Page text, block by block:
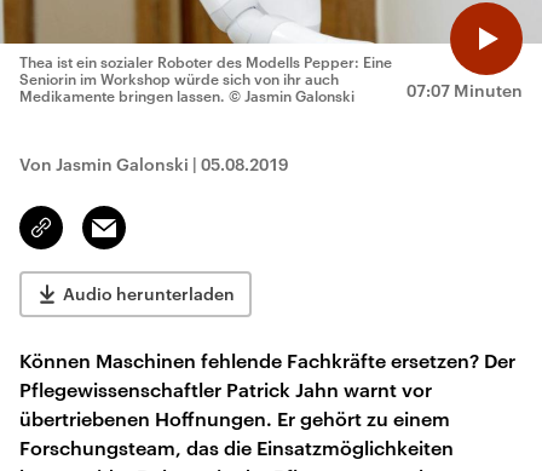
07:07 Minuten
Thea ist ein sozialer Roboter des Modells Pepper: Eine
Seniorin im Workshop würde sich von ihr auch
Medikamente bringen lassen. © Jasmin Galonski
Von Jasmin Galonski | 05.08.2019
Link
kopieren/teilen
Email
Audio herunterladen
Können Maschinen fehlende Fachkräfte ersetzen? Der
Pflegewissenschaftler Patrick Jahn warnt vor
übertriebenen Hoffnungen. Er gehört zu einem
Forschungsteam, das die Einsatzmöglichkeiten